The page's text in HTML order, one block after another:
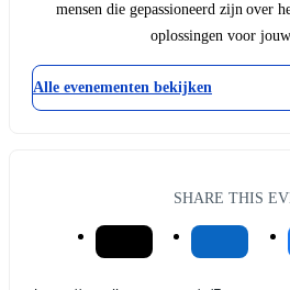
mensen die gepassioneerd zijn over
oplossingen voor
Alle evenementen bekijken
SHARE THIS